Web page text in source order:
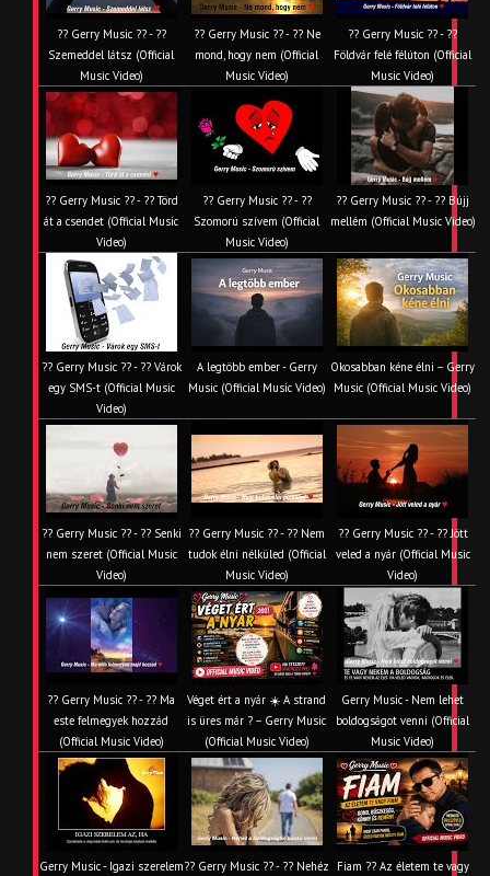
?? Gerry Music ?? - ??
Szemeddel látsz (Official
Music Video)
?? Gerry Music ?? - ?? Ne
mond, hogy nem (Official
Music Video)
?? Gerry Music ?? - ??
Földvár felé félúton (Official
Music Video)
?? Gerry Music ?? - ?? Törd
át a csendet (Official Music
Video)
?? Gerry Music ?? - ??
Szomorú szívem (Official
Music Video)
?? Gerry Music ?? - ?? Bújj
mellém (Official Music Video)
?? Gerry Music ?? - ?? Várok
egy SMS-t (Official Music
Video)
A legtöbb ember - Gerry
Music (Official Music Video)
Okosabban kéne élni – Gerry
Music (Official Music Video)
?? Gerry Music ?? - ?? Senki
nem szeret (Official Music
Video)
?? Gerry Music ?? - ?? Nem
tudok élni nélküled (Official
Music Video)
?? Gerry Music ?? - ?? Jött
veled a nyár (Official Music
Video)
?? Gerry Music ?? - ?? Ma
este felmegyek hozzád
(Official Music Video)
Véget ért a nyár ☀️ A strand
is üres már ? – Gerry Music
(Official Music Video)
Gerry Music - Nem lehet
boldogságot venni (Official
Music Video)
Gerry Music - Igazi szerelem?? Gerry Music ?? - ?? Nehéz
Fiam ?‍? Az életem te vagy